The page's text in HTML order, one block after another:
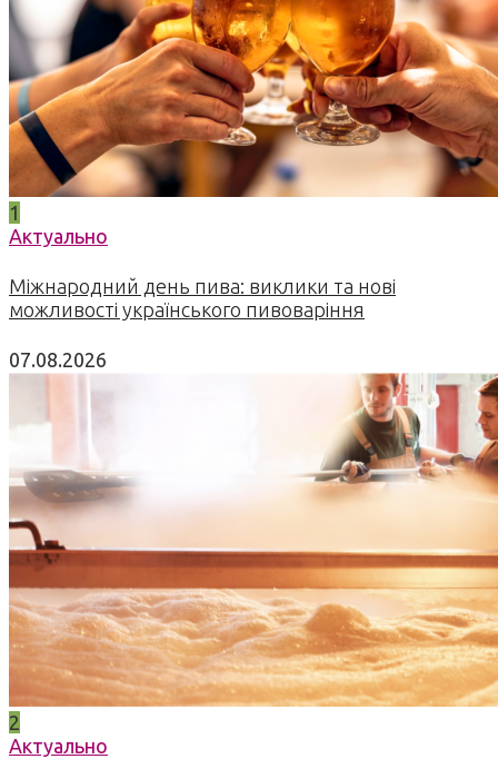
1
Актуально
Міжнародний день пива: виклики та нові
можливості українського пивоваріння
07.08.2026
2
Актуально